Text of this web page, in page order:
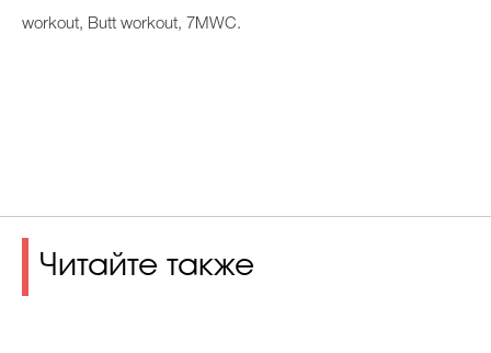
workout, Butt workout, 7MWC.
Читайте также